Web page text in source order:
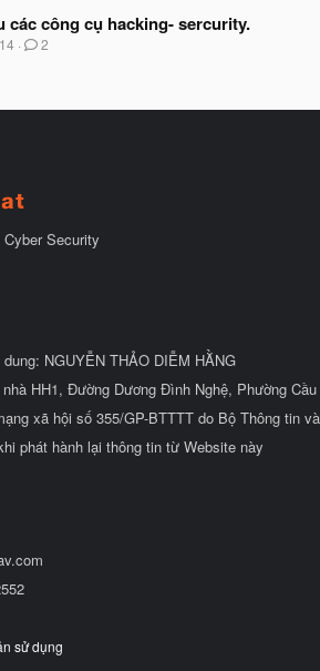
các công cụ hacking- sercurity.
2
Security
NGUYỄN THẢO DIỄM HẰNG
HH1, Đường Dương Đình Nghệ, Phường
xã hội số 355/GP-BTTTT do Bộ Thông tin
phát hành lại thông tin từ Website này
sử dụng